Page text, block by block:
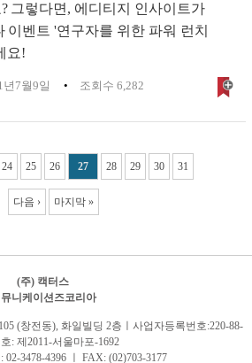
그렇다면, 에디티지 인사이트가
이벤트 '연구자를 위한 파워 런치
요!
년7월9일 조회수 6,282
24 25 26 27 28 29 30 31
다음 › 마지막 »
(주) 캑터스
니케이션즈코리아
(창전동), 화일빌딩 2층 ㅣ사업자등록번호:220-88-
: 제2011-서울마포-1692
02-3478-4396 ㅣ FAX: (02)703-3177